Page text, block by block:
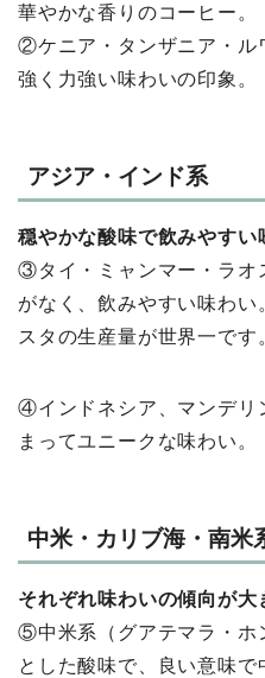
華やかな⾹りのコーヒー。
②ケニア・タンザニア・ル
強く⼒強い味わいの印象。
アジア・インド系
穏やかな酸味で飲みやすい
③タイ・ミャンマー・ラオ
がなく、飲みやすい味わ
スタの生産量が世界一で
④インドネシア、マンデリ
まってユニークな味わい。
中⽶・カリブ海・南⽶
それぞれ味わいの傾向が大
⑤中⽶系（グアテマラ・ホ
とした酸味で、良い意味